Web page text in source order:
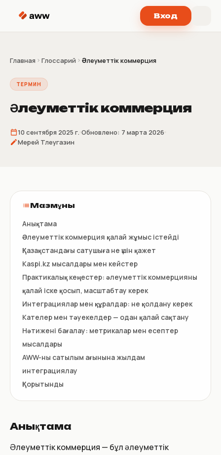
Вход
Главная Глоссарий Әлеуметтік коммерция
ТЕРМИН
Әлеуметтік коммерция
10 сентября 2025 г. Обновлено: 7 марта 2026
Мерей Тлеугазин
Мазмұны
Анықтама
Әлеуметтік коммерция қалай жұмыс істейді
Қазақстандағы сатушыға не үшін қажет
Kaspi.kz мысалдары мен кейстер
Практикалық кеңестер: әлеуметтік коммерцияны
қалай іске қосып, масштабтау керек
Интеграциялар мен құралдар: не қолдану керек
Кателер мен тәуекелдер — одан қалай сақтану
Нәтижені бағалау: метрикалар мен есептер
мысалдары
AWW-ны сатылым ағынына жылдам
интеграциялау
Қорытынды
Анықтама
Әлеуметтік коммерция — бұл әлеуметтік